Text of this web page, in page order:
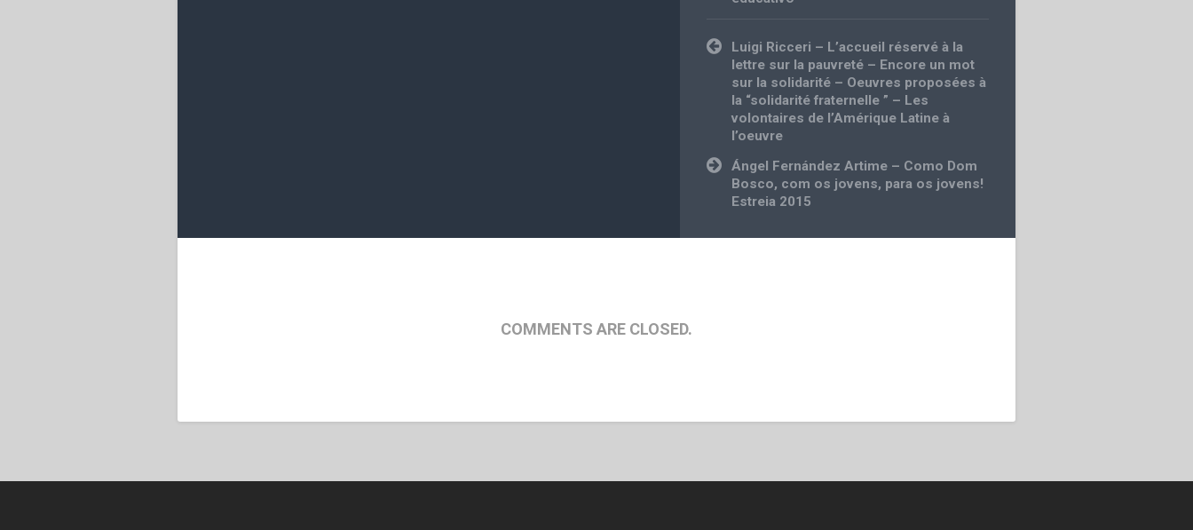
Post
navigation
Luigi Ricceri – L’accueil réservé à la
lettre sur la pauvreté – Encore un mot
sur la solidarité – Oeuvres proposées à
la “solidarité fraternelle ” – Les
volontaires de I’Amérique Latine à
I’oeuvre
Ángel Fernández Artime – Como Dom
Bosco, com os jovens, para os jovens!
Estreia 2015
COMMENTS ARE CLOSED.